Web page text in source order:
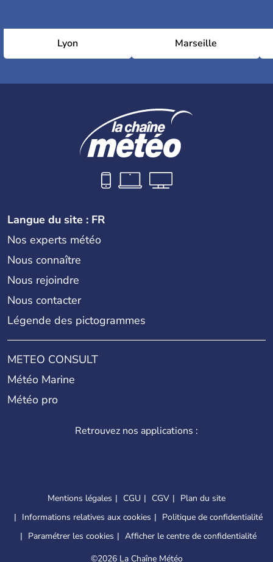
Lyon Marseille
Langue du site : FR
Nos experts météo
Nous connaître
Nous rejoindre
Nous contacter
Légende des pictogrammes
METEO CONSULT
Météo Marine
Météo pro
Retrouvez nos applications :
Mentions légales CGU CGV
Plan du site
Informations relatives aux cookies
Politique de confidentialité
Paramétrer les cookies
Afficher le centre de confidentialité
©2026 La Chaîne Météo